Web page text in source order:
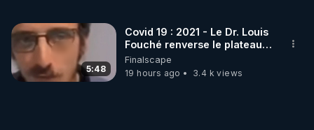
5:48
Covid 19 : 2021 - Le Dr. Louis
Fouché renverse le plateau
de CNews !
Finalscape
19 hours ago
3.4 k views